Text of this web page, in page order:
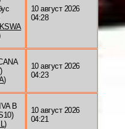
10 август 2026
04:28
)
10 август 2026
04:23
B
)
10 август 2026
04:21